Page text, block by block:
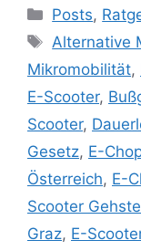
Posts,
Alternative
Mikromobilität,
E-Scooter,
Scooter,
Gesetz, E-
Österreich, E-
Scooter
Graz, E-